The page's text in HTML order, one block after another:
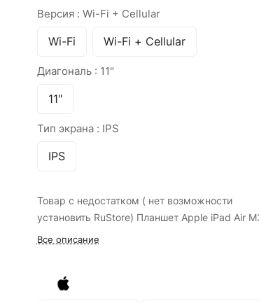
Версия : Wi-Fi + Cellular
Wi-Fi Wi-Fi + Cellular
Диагональ : 11"
11"
Тип экрана : IPS
IPS
Товар с недостатком ( нет возможности
установить RuStore) Планшет Apple iPad Air
Все описание